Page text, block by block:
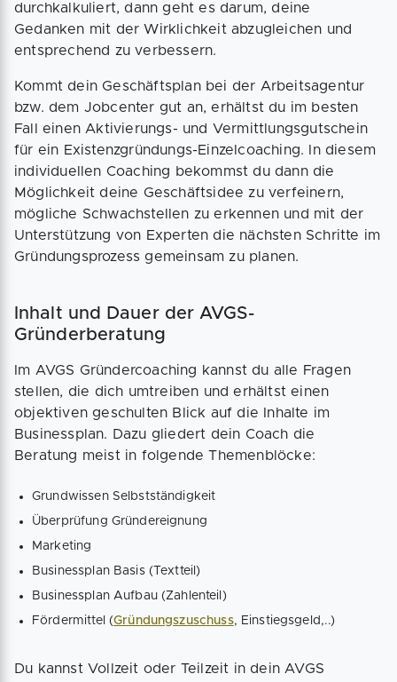
durchkalkuliert, dann geht es darum, deine
Gedanken mit der Wirklichkeit abzugleichen und
entsprechend zu verbessern.
Kommt dein Geschäftsplan bei der Arbeitsagentur
bzw. dem Jobcenter gut an, erhältst du im besten
Fall einen Aktivierungs- und Vermittlungsgutschein
für ein Existenzgründungs-Einzelcoaching. In diesem
individuellen Coaching bekommst du dann die
Möglichkeit deine Geschäftsidee zu verfeinern,
mögliche Schwachstellen zu erkennen und mit der
Unterstützung von Experten die nächsten Schritte im
Gründungsprozess gemeinsam zu planen.
Inhalt und Dauer der AVGS-
Gründerberatung
Im AVGS Gründercoaching kannst du alle Fragen
stellen, die dich umtreiben und erhältst einen
objektiven geschulten Blick auf die Inhalte im
Businessplan. Dazu gliedert dein Coach die
Beratung meist in folgende Themenblöcke:
Grundwissen Selbstständigkeit
Überprüfung Gründereignung
Marketing
Businessplan Basis (Textteil)
Businessplan Aufbau (Zahlenteil)
Fördermittel (Gründungszuschuss, Einstiegsgeld,..)
Du kannst Vollzeit oder Teilzeit in dein AVGS